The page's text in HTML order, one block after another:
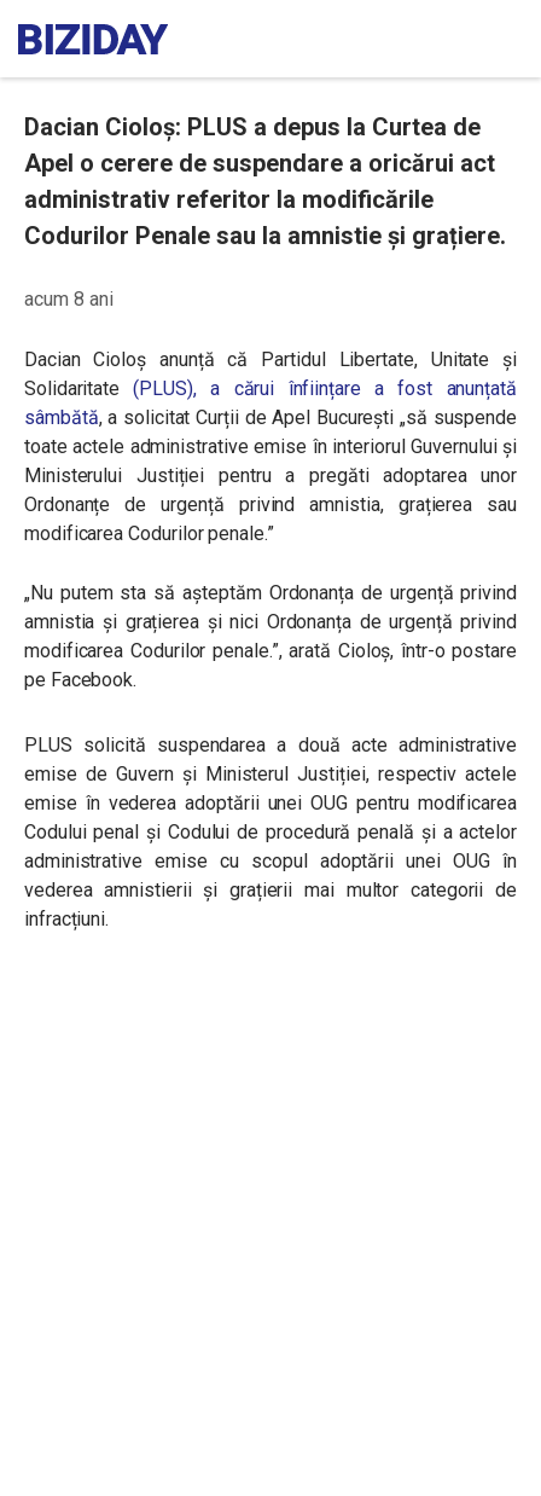
Dacian Cioloș: PLUS a depus la Curtea de
Apel o cerere de suspendare a oricărui act
administrativ referitor la modificările
Codurilor Penale sau la amnistie și grațiere.
acum 8 ani
Dacian Cioloș anunță că Partidul Libertate, Unitate și
Solidaritate(PLUS), a cărui înființare a fost anunțată
sâmbătă, a solicitat Curții de Apel București „să suspende
toate actele administrative emise în interiorul Guvernului și
Ministerului Justiției pentru a pregăti adoptarea unor
Ordonanțe de urgență privind amnistia, grațierea sau
modificarea Codurilor penale.”
„Nu putem sta să așteptăm Ordonanța de urgență privind
amnistia și grațierea și nici Ordonanța de urgență privind
modificarea Codurilor penale.”, arată Cioloș, într-o postare
pe Facebook.
PLUS solicită suspendarea a două acte administrative
emise de Guvern și Ministerul Justiției, respectiv actele
emise în vederea adoptării unei OUG pentru modificarea
Codului penal și Codului de procedură penală și a actelor
administrative emise cu scopul adoptării unei OUG în
vederea amnistierii și grațierii mai multor categorii de
infracțiuni.